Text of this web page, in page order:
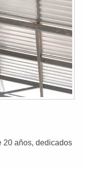
20 años, dedicados